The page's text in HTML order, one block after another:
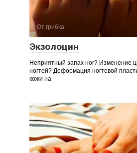
От грибка
Экзолоцин
Неприятный запах ног? Изменение
ногтей? Деформация ногтевой
кожи на